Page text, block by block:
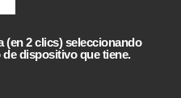
2 clics) seleccionando
dispositivo que tiene.